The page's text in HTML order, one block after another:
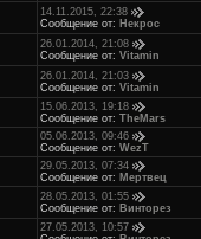
14.11.2015, 22:38
Сообщение от: Некрос
26.01.2014, 21:08
Сообщение от: Vitamin
26.01.2014, 21:03
Сообщение от: Vitamin
15.06.2013, 19:18
Сообщение от: TheMars
05.06.2013, 09:46
Сообщение от: WezT
29.05.2013, 07:34
Сообщение от: Мертвец
28.05.2013, 01:55
Сообщение от: Винторез
27.05.2013, 10:57